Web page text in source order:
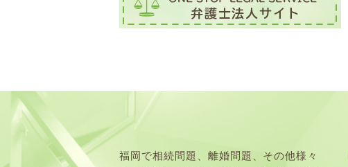
福岡で相続問題、離婚問題、その他様々